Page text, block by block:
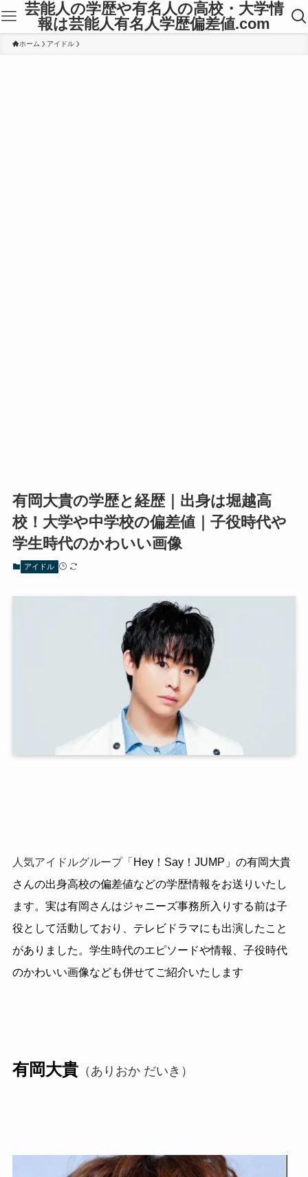
芸能人の学歴や有名人の高校・大学情
報は芸能人有名人学歴偏差値.com
ホーム アイドル
有岡大貴の学歴と経歴｜出身は堀越高
校！大学や中学校の偏差値｜子役時代や
学生時代のかわいい画像
アイドル
人気アイドルグループ「 Hey！ Say！ JUMP」の有岡大貴
さんの出身高校の偏差値などの学歴情報をお送りいたし
ます。実は有岡さんはジャニーズ事務所入りする前は子
役として活動しており、テレビドラマにも出演したこと
がありました。学生時代のエピソードや情報、子役時代
のかわいい画像なども併せてご紹介いたします
有岡大貴（ありおか だいき）